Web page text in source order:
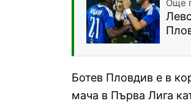
Още
Ботев Пловдив е в
мача в Първа Лига